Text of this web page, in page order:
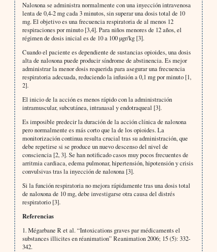
Naloxona se administra normalmente con una inyección intravenosa
lenta de 0,4-2 mg cada 3 minutos, sin superar una dosis total de 10
mg. El objetivo es una frecuencia respiratoria de al menos 12
respiraciones por minuto [3,4]. Para niños menores de 12 años, el
régimen de dosis inicial es de 10 a 100 µgr/kg [3].
Cuando el paciente es dependiente de sustancias opioides, una dosis
alta de naloxona puede producir síndrome de abstinencia. Es mejor
administrar la menor dosis requerida para asegurar una frecuencia
respiratoria adecuada, reduciendo la infusión a 0,1 mg por minuto [1,
2].
El inicio de la acción es menos rápido con la administración
intramuscular, subcutánea, intranasal y endotraqueal [3].
Es imposible predecir la duración de la acción clínica de naloxona
pero normalmente es más corto que la de los opioides. La
monitorización continua resulta crucial tras su administración, que
debe repetirse si se produce un nuevo descenso del nivel de
consciencia [2, 3]. Se han notificado casos muy pocos frecuentes de
arritmia cardiaca, edema pulmonar, hipertensión, hipotensión y crisis
convulsivas tras la inyección de naloxona [3].
Si la función respiratoria no mejora rápidamente tras una dosis total
de naloxona de 10 mg, debe investigarse otra causa del distrés
respiratorio [3].
Referencias
1. Mégarbane R et al. “Intoxications graves par médicaments el
substances illicites en réanimation” Reanimation 2006; 15 (5): 332-
342.